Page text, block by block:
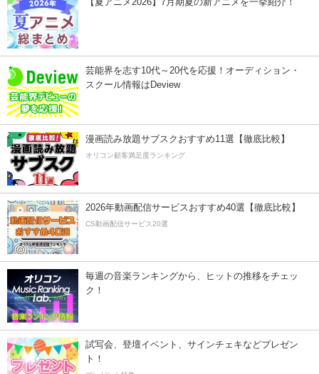
芸能界を志す10代～20代を応援！オーディション・
スクール情報はDeview
漫画読み放題サブスクおすすめ11選【徹底比較】
オリコン顧客満足度ランキング
2026年動画配信サービスおすすめ40選【徹底比較】
CS動画配信サービス20選
毎週の音楽ランキングから、ヒットの推移をチェッ
ク！
試写会、登壇イベント、サインチェキなどプレゼン
ト！